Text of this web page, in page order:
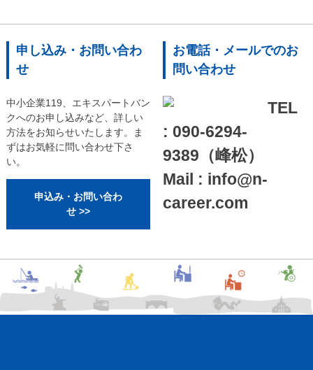
申し込み・お問い合わ
せ
中小企業119、エキスパートバン
クへのお申し込みなど、詳しい
方法をお知らせいたします。ま
ずはお気軽に問い合わせ下さ
い。
申込み・お問い合わ
せ >>
お電話・メールでのお
問い合わせ
TEL
: 090-6294-
9389（峰松）
Mail : info@n-
career.com